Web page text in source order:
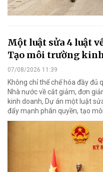
Một luật sửa 4 luật
Tạo môi trường
07/08/2026 11:39
Không chỉ thể chế hóa đầy đủ
Nhà nước về cắt giảm, đơn
kinh doanh, Dự án một luật
đẩy mạnh phân quyền, tạo